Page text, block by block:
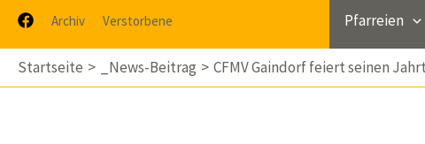
Archiv Verstorbene Pfarreien
Startseite _News-Beitrag CFMV Gaindorf feiert seinen